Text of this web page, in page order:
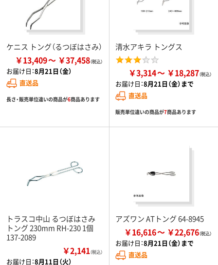
ケニス トング（るつぼはさみ）
￥13,409 ￥37,458
お届け日：8月21日（金）
直送品
長さ・販売単位違いの商品が6商品あります
清水アキラ トングス
￥3,314 ￥18,287
お届け日：8月21日（金）まで
直送品
販売単位違いの商品が7商品あります
トラスコ中山 るつぼはさみ
トング 230mm RH-230 1個
137-2089
￥2,141（税込）
お届け日：8月11日（火）
アズワン ATトング 64-8945
￥16,616 ￥22,676
お届け日：8月21日（金）まで
直送品